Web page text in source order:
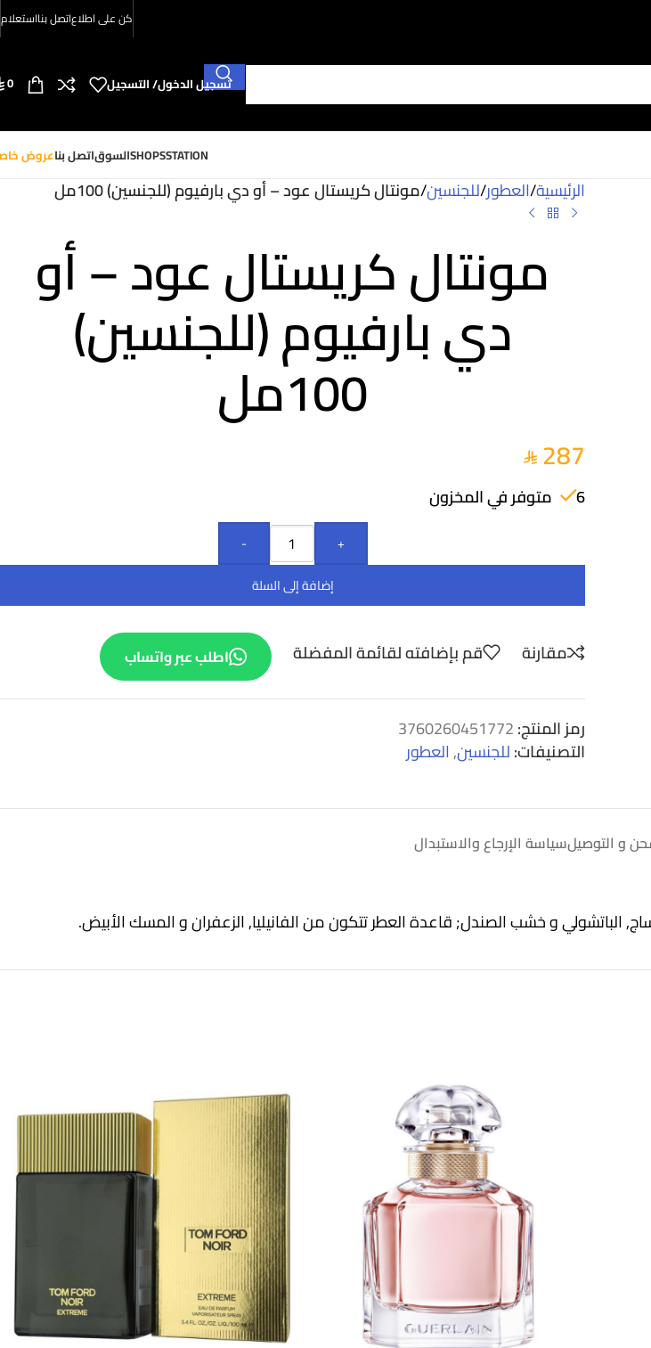
كن على اطلاعاتصل بنااستعلام
تسجيل الدخول/ التسجيل 0
SHOPSSTATIONالسوقاتصل بناعروض
الرئيسية/العطور/للجنسين/مونتال كريستال عود – أو دي بارفيوم (للجنسين) 100مل
مونتال كريستال عود – أو
دي بارفيوم (للجنسين)
100مل
287
6 متوفر في المخزون
-
+
إضافة إلى السلة
مقارنة قم بإضافته لقائمة المفضلة اطلب عبر واتساب
رمز المنتج:3760260451772
التصنيفات:للجنسين,العطور
و التوصيلسياسة الإرجاع والاستبدال
الباتشولي و خشب الصندل; قاعدة العطر تتكون من الفانيليا, الزعفران و المسك الأبيض.